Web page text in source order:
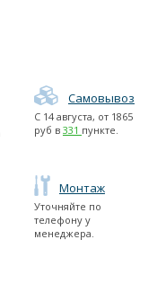
Самовывоз
С 14 августа, от 1865
руб в 331 пункте.
Монтаж
Уточняйте по
телефону у
менеджера.